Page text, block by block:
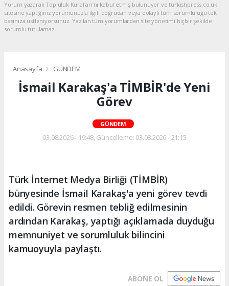
Yorum yazarak Topluluk Kuralları’nı kabul etmiş bulunuyor ve turkishpress.co.uk
sitesine yaptığınız yorumunuzla ilgili doğrudan veya dolaylı tüm sorumluluğu tek
başınıza üstleniyorsunuz. Yazılan tüm yorumlardan site yönetimi hiçbir şekilde
sorumlu tutulamaz.
Anasayfa GÜNDEM
İsmail Karakaş'a TİMBİR'de Yeni
Görev
GÜNDEM
03.08.2026 - 19:48, Güncelleme: 03.08.2026 - 21:15
Türk İnternet Medya Birliği (TİMBİR)
bünyesinde İsmail Karakaş'a yeni görev tevdi
edildi. Görevin resmen tebliğ edilmesinin
ardından Karakaş, yaptığı açıklamada duyduğu
memnuniyet ve sorumluluk bilincini
kamuoyuyla paylaştı.
ABONE OL